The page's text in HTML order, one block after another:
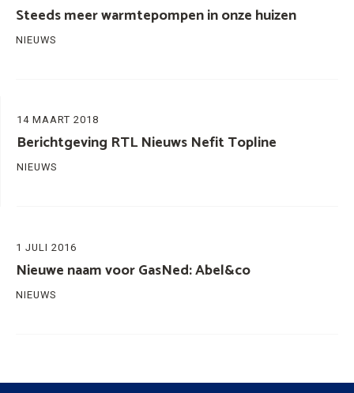
Steeds meer warmtepompen in onze huizen
NIEUWS
14 MAART 2018
Berichtgeving RTL Nieuws Nefit Topline
NIEUWS
1 JULI 2016
Nieuwe naam voor GasNed: Abel&co
NIEUWS